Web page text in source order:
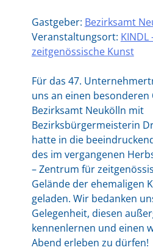
Gastgeber: Bezirksamt
Veranstaltungsort:
zeitgenössische Kunst
Für das 47.
uns an einen besonderen
Bezirksamt Neukölln mit
Bezirksbürgermeisterin
hatte in die
des im vergangenen
– Zentrum für
Gelände der ehemaligen
geladen. Wir bedanken
Gelegenheit, diesen
kennenlernen und einen
Abend erleben zu dürfen!